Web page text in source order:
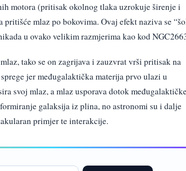
motora (pritisak okolnog tlaka uzrokuje širenje i
mlaz po bokovima. Ovaj efekt naziva se
u ovako velikim razmjerima kao kod
tako se on zagrijava i zauzvrat vrši pritisak na
jer međugalaktička materija prvo ulazi u
svoj mlaz, a mlaz usporava dotok
galaksija iz plina, no astronomi su i dalje
primjer te interakcije.